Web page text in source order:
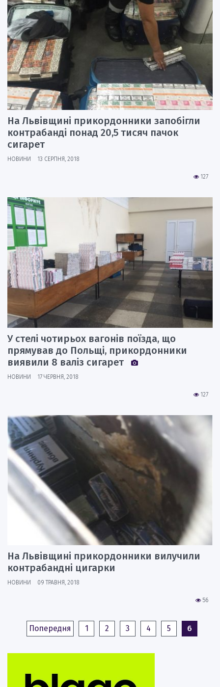
На Львівщині прикордонники запобігли
контрабанді понад 20,5 тисяч пачок
сигарет
НОВИНИ 13 СЕРПНЯ, 2018
127
У стелі чотирьох вагонів поїзда, що
прямував до Польщі, прикордонники
виявили 8 валіз сигарет
НОВИНИ 17 ЧЕРВНЯ, 2018
127
На Львівщині прикордонники вилучили
контрабандні цигарки
НОВИНИ 09 ТРАВНЯ, 2018
56
Попередня 1 2 3 4 5 6